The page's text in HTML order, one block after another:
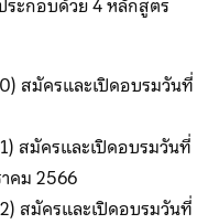
สมัครและเปิดอบรมวันที่
สมัครและเปิดอบรมวันที่
คม 2566
สมัครและเปิดอบรมวันที่